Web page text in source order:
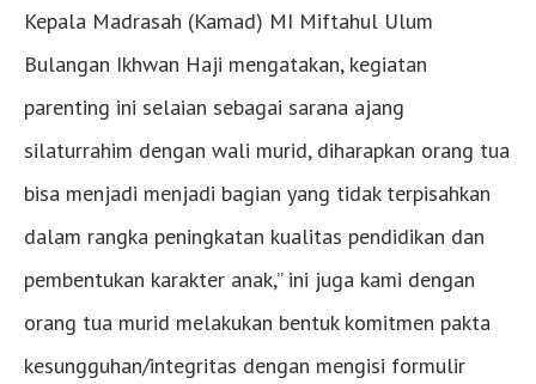
Kepala Madrasah (Kamad) MI Miftahul Ulum
Bulangan Ikhwan Haji mengatakan, kegiatan
parenting ini selaian sebagai sarana ajang
silaturrahim dengan wali murid, diharapkan orang tua
bisa menjadi menjadi bagian yang tidak terpisahkan
dalam rangka peningkatan kualitas pendidikan dan
pembentukan karakter anak,” ini juga kami dengan
orang tua murid melakukan bentuk komitmen pakta
kesungguhan/integritas dengan mengisi formulir